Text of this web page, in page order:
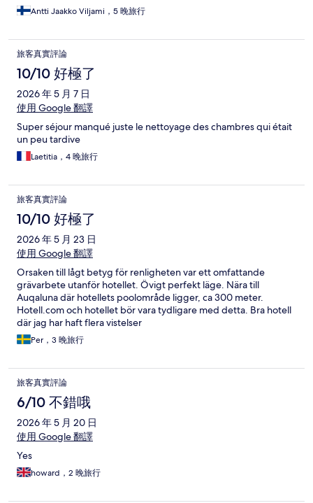
Antti Jaakko Viljami，5 晚旅行
旅客真實評論
10/10 好極了
2026 年 5 月 7 日
使用 Google 翻譯
Super séjour manqué juste le nettoyage des chambres qui était
un peu tardive
Laetitia，4 晚旅行
旅客真實評論
10/10 好極了
2026 年 5 月 23 日
使用 Google 翻譯
Orsaken till lågt betyg för renligheten var ett omfattande
grävarbete utanför hotellet. Övigt perfekt läge. Nära till
Auqaluna där hotellets poolområde ligger, ca 300 meter.
Hotell.com och hotellet bör vara tydligare med detta. Bra hotell
där jag har haft flera vistelser
Per，3 晚旅行
旅客真實評論
6/10 不錯哦
2026 年 5 月 20 日
使用 Google 翻譯
Yes
howard，2 晚旅行